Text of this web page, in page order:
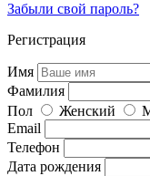
Забыли свой пароль?
Регистрация
Имя
Фамилия
Пол
Женский
Email
Телефон
Дата рождения